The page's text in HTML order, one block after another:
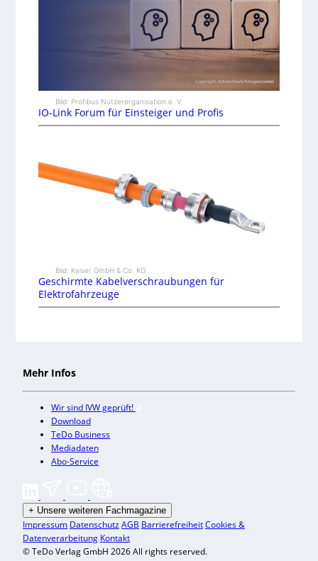
Bild: Profibus Nutzerorganisation e. V.
IO-Link Forum für Einsteiger und Profis
Bild: Kaiser GmbH & Co. KG
Geschirmte Kabelverschraubungen für
Elektrofahrzeuge
Mehr Infos
Wir sind IVW geprüft!
Download
TeDo Business
Mediadaten
Abo-Service
+ Unsere weiteren Fachmagazine
Impressum DatenschutzAGB BarrierefreiheitCookies &
Datenverarbeitung Kontakt
© TeDo Verlag GmbH 2026 All rights reserved.